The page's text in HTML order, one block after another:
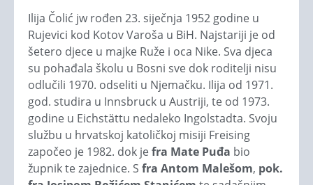
Ilija Čolić jw rođen 23. siječnja 1952 godine u
Rujevici kod Kotov Varoša u BiH. Najstariji je od
šetero djece u majke Ruže i oca Nike. Sva djeca
su pohađala školu u Bosni sve dok roditelji nisu
odlučili 1970. odseliti u Njemačku. Ilija od 1971.
god. studira u Innsbruck u Austriji, te od 1973.
godine u Eichstättu nedaleko Ingolstadta. Svoju
službu u hrvatskoj katoličkoj misiji Freising
započeo je 1982. dok jefra Mate Puđa bio
župnik te zajednice. S fra Antom Malešom, pok.